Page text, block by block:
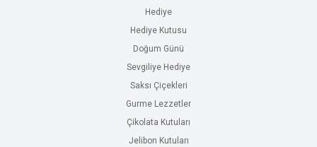
Hediye
Hediye Kutusu
Doğum Günü
Sevgiliye Hediye
Saksı Çiçekleri
Gurme Lezzetler
Çikolata Kutuları
Jelibon Kutuları